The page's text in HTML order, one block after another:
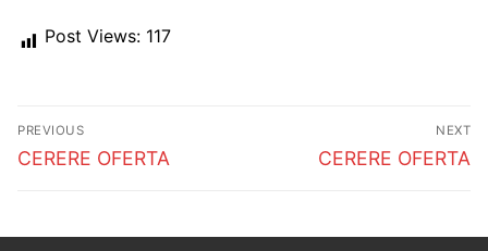
Post Views: 117
Post
navigation
PREVIOUS
Previous
CERERE OFERTA
NEXT
Next
CERERE OFERTA